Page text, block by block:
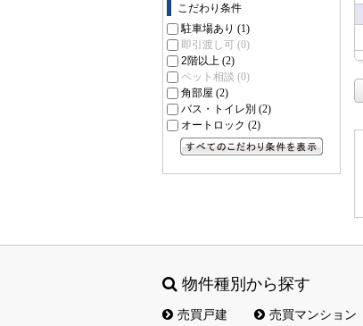
こだわり条件
駐車場あり (1)
即引渡し可 (0)
2階以上 (2)
ペット相談 (0)
角部屋 (2)
バス・トイレ別 (2)
オートロック (2)
物件種別から探す
売買戸建 売買マンション